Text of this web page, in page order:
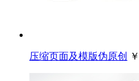
压缩页面及模版伪原创 ￥